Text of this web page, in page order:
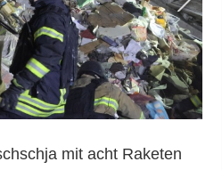
mit acht Raketen